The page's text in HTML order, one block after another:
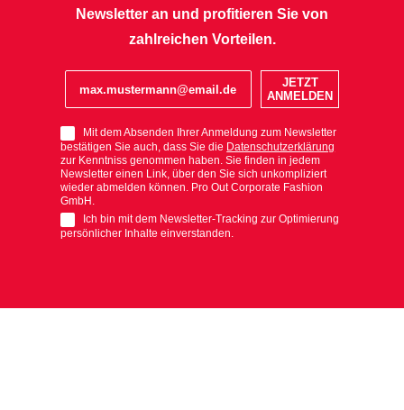
Newsletter an und profitieren Sie von
zahlreichen Vorteilen.
JETZT
ANMELDEN
Mit dem Absenden Ihrer Anmeldung zum Newsletter
bestätigen Sie auch, dass Sie die Datenschutzerklärung
zur Kenntniss genommen haben. Sie finden in jedem
Newsletter einen Link, über den Sie sich unkompliziert
wieder abmelden können. Pro Out Corporate Fashion
GmbH.
Ich bin mit dem Newsletter-Tracking zur Optimierung
persönlicher Inhalte einverstanden.